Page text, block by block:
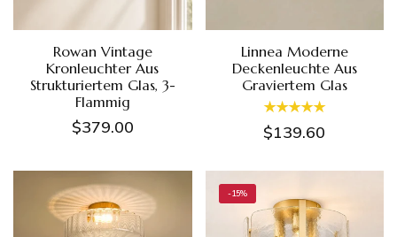
Rowan Vintage
Kronleuchter Aus
Strukturiertem Glas, 3-
Flammig
$379.00
Linnea Moderne
Deckenleuchte Aus
Graviertem Glas
$139.60
-15%